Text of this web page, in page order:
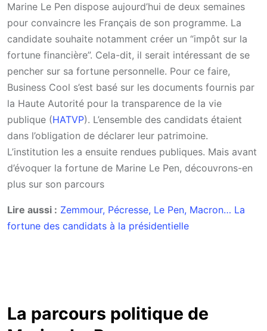
Marine Le Pen dispose aujourd’hui de deux semaines
pour convaincre les Français de son programme. La
candidate souhaite notamment créer un “impôt sur la
fortune financière”. Cela-dit, il serait intéressant de se
pencher sur sa fortune personnelle. Pour ce faire,
Business Cool s’est basé sur les documents fournis par
la Haute Autorité pour la transparence de la vie
publique (HATVP). L’ensemble des candidats étaient
dans l’obligation de déclarer leur patrimoine.
L’institution les a ensuite rendues publiques. Mais avant
d’évoquer la fortune de Marine Le Pen, découvrons-en
plus sur son parcours
Lire aussi : Zemmour, Pécresse, Le Pen, Macron… La
fortune des candidats à la présidentielle
La parcours politique de